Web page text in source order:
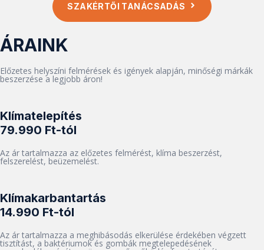
SZAKÉRTŐI TANÁCSADÁS
ÁRAINK
Előzetes helyszíni felmérések és igények alapján, minőségi márkák
beszerzése a legjobb áron!
Klímatelepítés
79.990 Ft-tól
Az ár tartalmazza az előzetes felmérést, klíma beszerzést,
felszerelést, beüzemelést.
Klímakarbantartás
14.990 Ft-tól
Az ár tartalmazza a meghibásodás elkerülése érdekében végzett
tisztítást, a baktériumok és gombák megtelepedésének